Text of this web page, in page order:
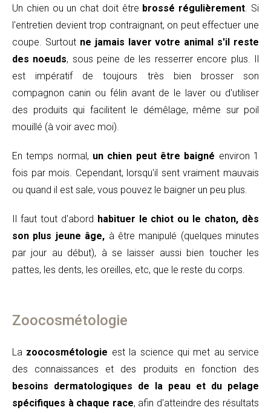
Un chien ou un chat doit être brossé régulièrement . Si
l'entretien devient trop contraignant, on peut effectuer une
coupe. Surtout ne jamais laver votre animal s'il reste
des noeuds, sous peine de les resserrer encore plus. Il
est impératif de toujours très bien brosser son
compagnon canin ou félin avant de le laver ou d'utiliser
des produits qui facilitent le démêlage, même sur poil
mouillé (à voir avec moi).
En temps normal, un chien peut être baigné environ 1
fois par mois. Cependant, lorsqu'il sent vraiment mauvais
ou quand il est sale, vous pouvez le baigner un peu plus.
Il faut tout d'abord habituer le chiot ou le chaton, dès
son plus jeune âge, à être manipulé (quelques minutes
par jour au début), à se laisser aussi bien toucher les
pattes, les dents, les oreilles, etc, que le reste du corps.
Zoocosmétologie
La zoocosmétologie est la science qui met au service
des connaissances et des produits en fonction des
besoins dermatologiques de la peau et du pelage
spécifiques à chaque race, afin d'atteindre des résultats